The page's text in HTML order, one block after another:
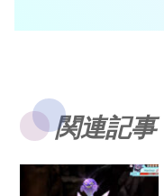
関連記事